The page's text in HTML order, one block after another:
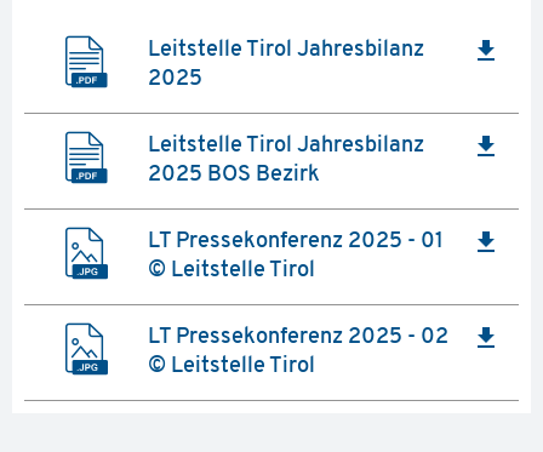
Leitstelle Tirol Jahresbilanz
2025
file_download
Leitstelle Tirol Jahresbilanz
2025 BOS Bezirk
file_download
LT Pressekonferenz 2025 - 01
© Leitstelle Tirol
file_download
LT Pressekonferenz 2025 - 02
© Leitstelle Tirol
file_download